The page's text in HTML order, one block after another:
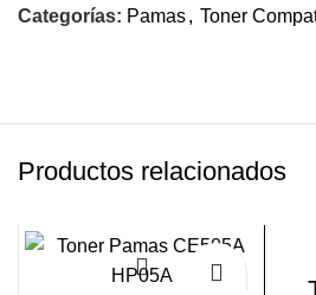
Categorías: Pamas, Toner
Productos relacionados